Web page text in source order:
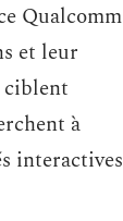
Qualcomm
et leur
ciblent
à
interactives